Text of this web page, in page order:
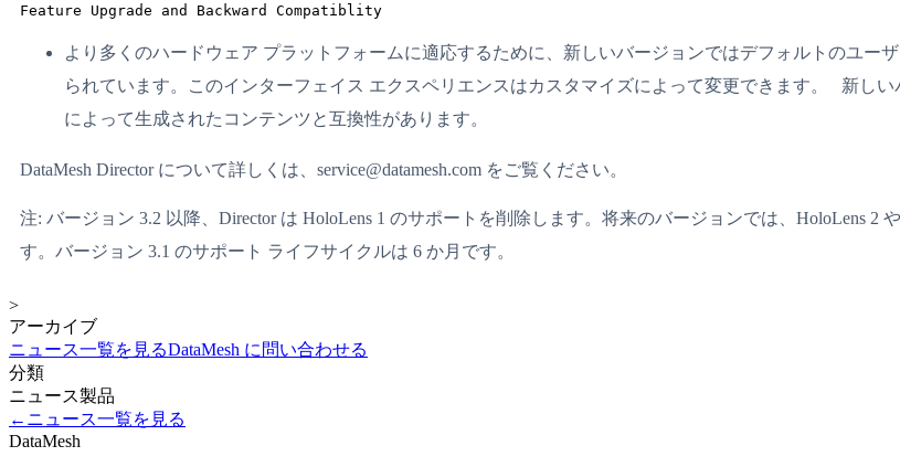
Feature Upgrade and Backward Compatiblity
より多くのハードウェア プラットフォームに適応するために、新しいバージョンではデフォルトのユー
られています。このインターフェイス エクスペリエンスはカスタマイズによって変更できます。 新しい
によって生成されたコンテンツと互換性があります。
DataMesh Director について詳しくは、service@datamesh.com をご覧ください。
注: バージョン 3.2 以降、Director は HoloLens 1 のサポートを削除します。将来のバージョンでは、HoloLens 2
す。バージョン 3.1 のサポート ライフサイクルは 6 か月です。
>
アーカイブ
ニュース一覧を見るDataMesh に問い合わせる
分類
ニュース製品
← ニュース一覧を見る
DataMesh